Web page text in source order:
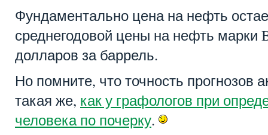
Фундаментально цена на нефть
среднегодовой цены на нефть марки
долларов за баррель.
Но помните, что точность прогнозов
такая же, как у графологов при
человека по почерку.